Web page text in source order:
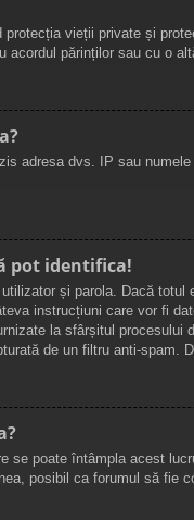
protecția vieții private și
părinților sau cu o
adresa dvs. IP sau
pot identifica!
utilizator și parola. Dacă
instrucțiuni care vor fi
la sfârșitul
de un filtru anti-spam.
se poate întâmpla acest
posibil ca forumul să fie